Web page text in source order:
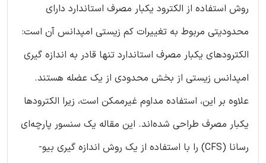
روش استفاده از الکترود یکبار مصرف استاندارد دارای
محدودیتی مربوط به تغییرات کم زیستی امپدانس آن است:
الکترودهای یکبار مصرف استاندارد تنها قادر به اندازه گیری
امپدانس زیستی از بخش محدودی از یک عضله هستند.
علاوه بر این، استفاده مداوم غیرممکن است، زیرا الکترودها
یکبار مصرف طراحی شده‌اند. این مقاله یک سنسور پارچه‌ای
رسانا (CFS) را با استفاده از یک روش اندازه گیری بیو-